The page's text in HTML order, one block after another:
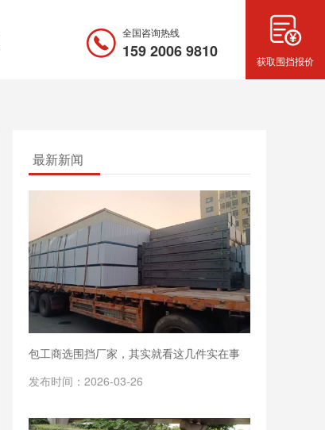
全国咨询热线
159 2006 9810 获取围挡报价
最新新闻
包工商选围挡厂家，其实就看这几件实在事
发布时间：2026-03-26